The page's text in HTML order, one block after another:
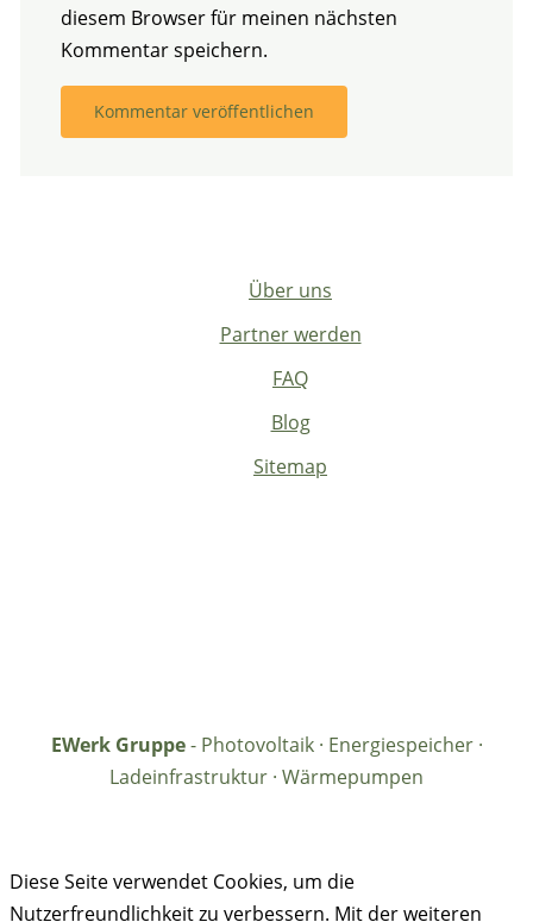
diesem Browser für meinen nächsten
Kommentar speichern.
Über uns
Partner werden
FAQ
Blog
Sitemap
EWerk Gruppe- Photovoltaik · Energiespeicher ·
Ladeinfrastruktur · Wärmepumpen
Diese Seite verwendet Cookies, um die
Nutzerfreundlichkeit zu verbessern. Mit der weiteren